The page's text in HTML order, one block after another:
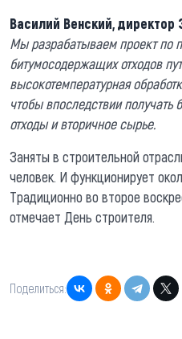
Василий Венский,
Мы разрабатываем проект по
битумосодержащих отходов
высокотемпературная
чтобы впоследствии получать
отходы и вторичное сырье.
Заняты в строительной
человек. И функционирует
Традиционно во второе
отмечает День строителя.
Поделиться: